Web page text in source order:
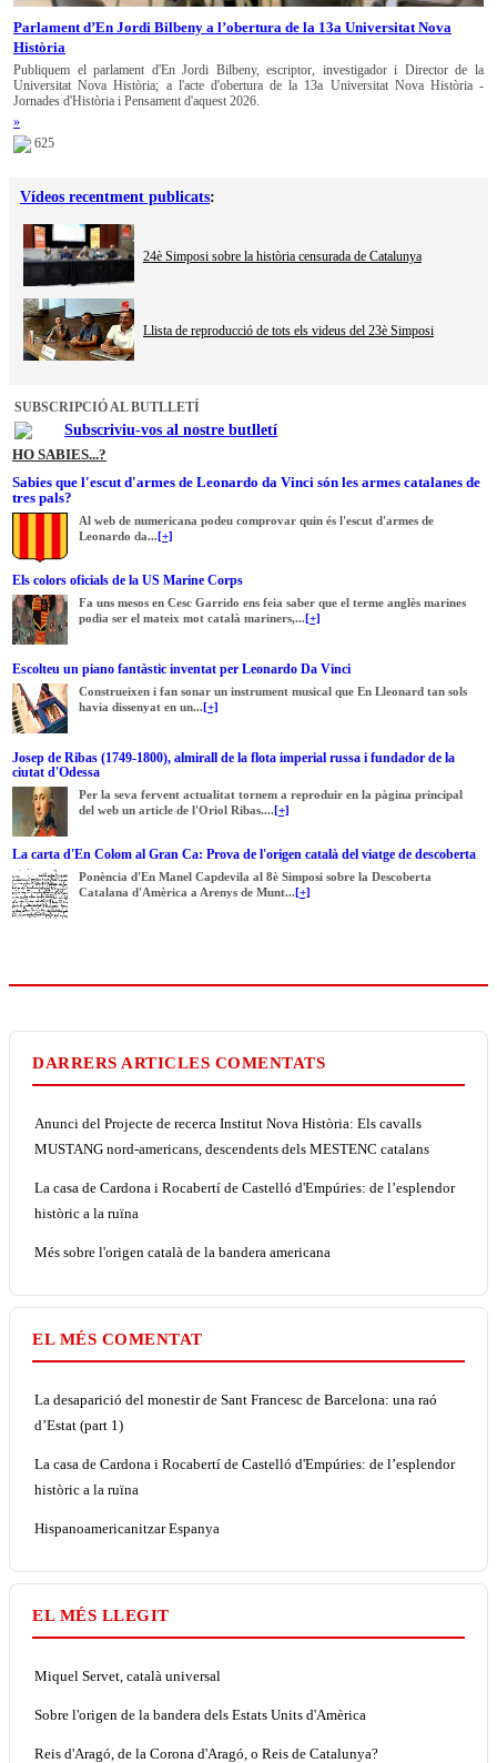
Parlament d’En Jordi Bilbeny a l’obertura de la 13a Universitat Nova
Història
Publiquem el parlament d'En Jordi Bilbeny, escriptor, investigador i Director de la
Universitat Nova Història; a l'acte d'obertura de la 13a Universitat Nova Història -
Jornades d'Història i Pensament d'aquest 2026.
»
625
Vídeos recentment publicats:
24è Simposi sobre la història censurada de Catalunya
Llista de reproducció de tots els videus del 23è Simposi
SUBSCRIPCIÓ AL BUTLLETÍ
Subscriviu-vos al nostre butlletí
HO SABIES...?
Sabies que l'escut d'armes de Leonardo da Vinci són les armes catalanes de
tres pals?
Al web de numericana podeu comprovar quin és l'escut d'armes de
Leonardo da...[+]
Els colors oficials de la US Marine Corps
Fa uns mesos en Cesc Garrido ens feia saber que el terme anglès marines
podia ser el mateix mot català mariners,...[+]
Escolteu un piano fantàstic inventat per Leonardo Da Vinci
Construeixen i fan sonar un instrument musical que En Lleonard tan sols
havia dissenyat en un...[+]
Josep de Ribas (1749-1800), almirall de la flota imperial russa i fundador de la
ciutat d'Odessa
Per la seva fervent actualitat tornem a reproduir en la pàgina principal
del web un article de l'Oriol Ribas....[+]
La carta d'En Colom al Gran Ca: Prova de l'origen català del viatge de descoberta
Ponència d'En Manel Capdevila al 8è Simposi sobre la Descoberta
Catalana d'Amèrica a Arenys de Munt...[+]
DARRERS ARTICLES COMENTATS
Anunci del Projecte de recerca Institut Nova Història: Els cavalls
MUSTANG nord-americans, descendents dels MESTENC catalans
La casa de Cardona i Rocabertí de Castelló d'Empúries: de l’esplendor
històric a la ruïna
Més sobre l'origen català de la bandera americana
EL MÉS COMENTAT
La desaparició del monestir de Sant Francesc de Barcelona: una raó
d’Estat (part 1)
La casa de Cardona i Rocabertí de Castelló d'Empúries: de l’esplendor
històric a la ruïna
Hispanoamericanitzar Espanya
EL MÉS LLEGIT
Miquel Servet, català universal
Sobre l'origen de la bandera dels Estats Units d'Amèrica
Reis d'Aragó, de la Corona d'Aragó, o Reis de Catalunya?